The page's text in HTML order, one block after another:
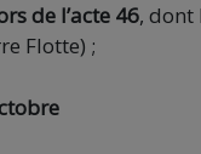
de l’acte 46, dont
Flotte) ;